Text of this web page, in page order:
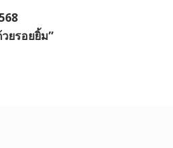
ยรอยยิ้ม”